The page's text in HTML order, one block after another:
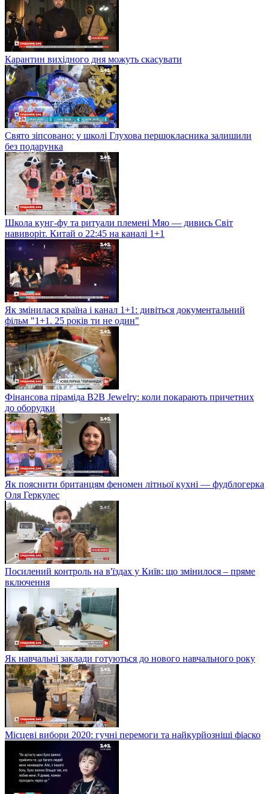
Карантин вихідного дня можуть скасувати
Свято зіпсовано: у школі Глухова першокласника залишили
без подарунка
Школа кунг-фу та ритуали племені Мяо — дивись Світ
навиворіт. Китай о 22:45 на каналі 1+1
Як змінилася країна і канал 1+1: дивіться документальний
фільм "1+1. 25 років ти не один"
Фінансова піраміда B2B Jewelry: коли покарають причетних
до оборудки
Як пояснити британцям феномен літньої кухні — фудблогерка
Оля Геркулес
Посилений контроль на в'їздах у Київ: що змінилося – пряме
включення
Як навчальні заклади готуються до нового навчального року
Місцеві вибори 2020: гучні перемоги та найкурйозніші фіаско